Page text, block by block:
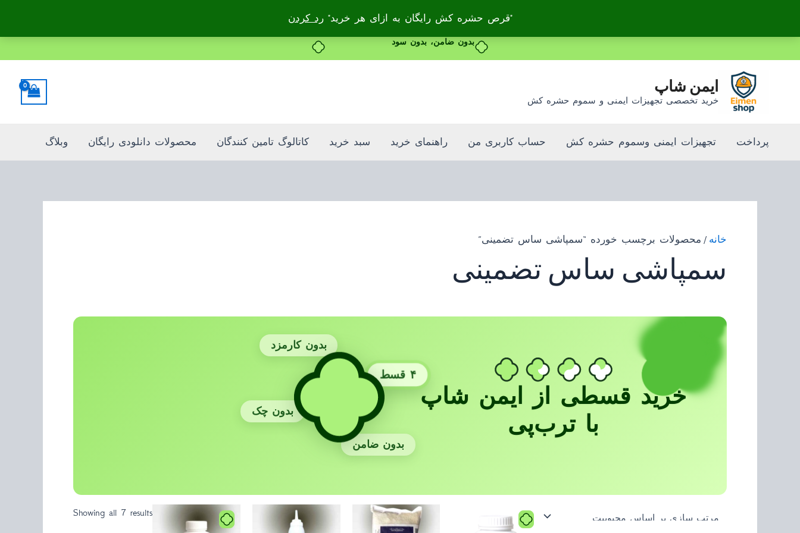
بدون ضامن، بدون سود
"قرص حشره کش رایگان به ازای هر خرید"رد کردن
به
ایمن شاپ
خرید تخصصی تجهیزات ایمنی و سموم حشره کش
پرداخت تجهیزات ایمنی وسموم حشره کش حساب کاربری من راهنمای خرید سبد خرید کاتالوگ تامین کنندگان محصولات دانلودی رایگان وبلاگ
خانه / محصولات برچسب خورده “سمپاشی ساس تضمینی”
سمپاشی ساس تضمینی
خرید قسطی از ایمن شاپ
با ترب‌پی
بدون کارمزد
۴ قسط
بدون چک
بدون ضامن
Showing all 7 results
popularity